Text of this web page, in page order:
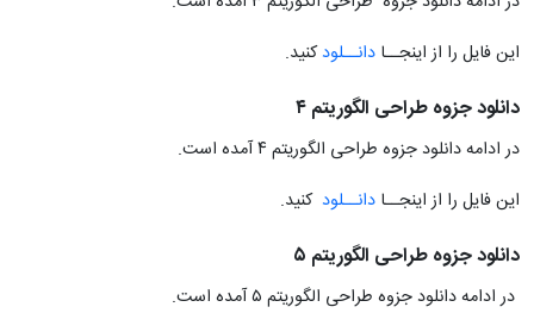
این فایل را از اینجــا دانــلودکنید.
دانلود جزوه طراحی الگوریتم ۴
در ادامه دانلود جزوه طراحی الگوریتم ۴ آمده است.
این فایل را از اینجــا دانــلودکنید.
دانلود جزوه طراحی الگوریتم ۵
در ادامه دانلود جزوه طراحی الگوریتم ۵ آمده است.